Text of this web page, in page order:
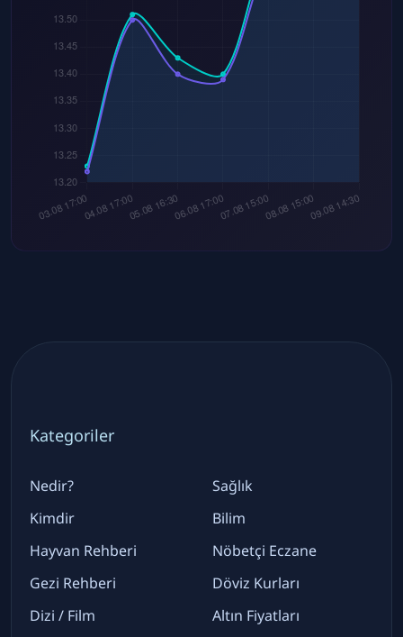
Kategoriler
Nedir?
Kimdir
Hayvan Rehberi
Gezi Rehberi
Dizi / Film
Sağlık
Bilim
Nöbetçi Eczane
Döviz Kurları
Altın Fiyatları